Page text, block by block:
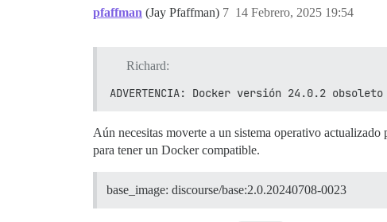
pfaffman (Jay Pfaffman) 14 Febrero, 2025 19:54
7
Richard:
ADVERTENCIA: Docker versión 24.0.2 obsoleto
Aún necesitas moverte a un sistema operativo
para tener un Docker compatible.
base_image: discourse/base:2.0.20240708-0023